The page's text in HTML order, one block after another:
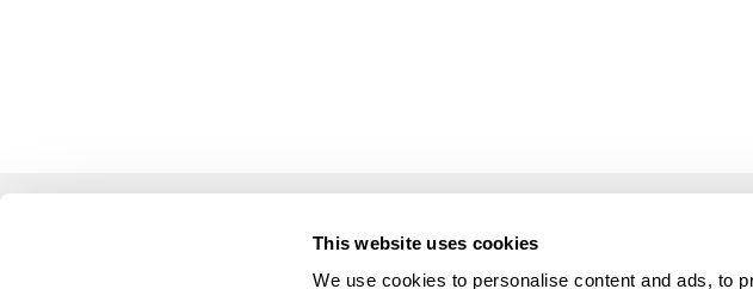
This website uses cookies
We use cookies to personalise content and ads, to
OUTROS SERVIÇOS